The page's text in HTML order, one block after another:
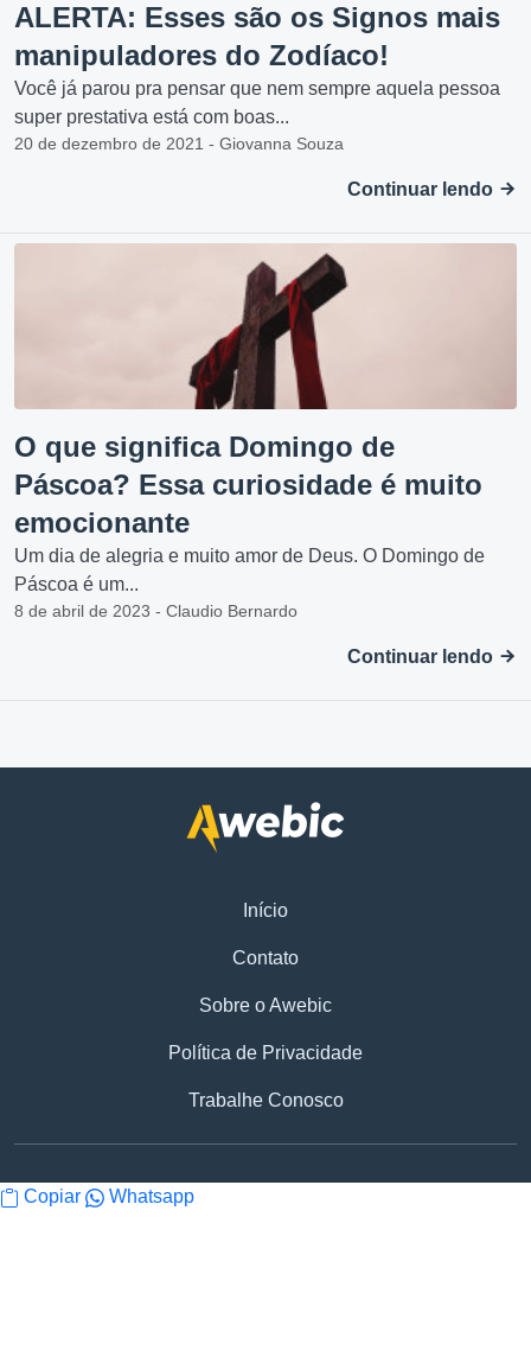
ALERTA: Esses são os Signos mais
manipuladores do Zodíaco!
Você já parou pra pensar que nem sempre aquela pessoa
super prestativa está com boas...
20 de dezembro de 2021 - Giovanna Souza
Continuar lendo
O que significa Domingo de
Páscoa? Essa curiosidade é muito
emocionante
Um dia de alegria e muito amor de Deus. O Domingo de
Páscoa é um...
8 de abril de 2023 - Claudio Bernardo
Continuar lendo
Início
Contato
Sobre o Awebic
Política de Privacidade
Trabalhe Conosco
Copiar Whatsapp